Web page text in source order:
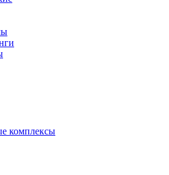
комплексы